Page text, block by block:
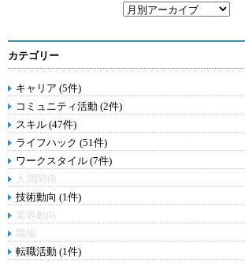
カテゴリー
キャリア (5件)
コミュニティ活動 (2件)
スキル (47件)
ライフハック (51件)
ワークスタイル (7件)
人間関係
技術動向 (1件)
業界動向
職場
転職活動 (1件)